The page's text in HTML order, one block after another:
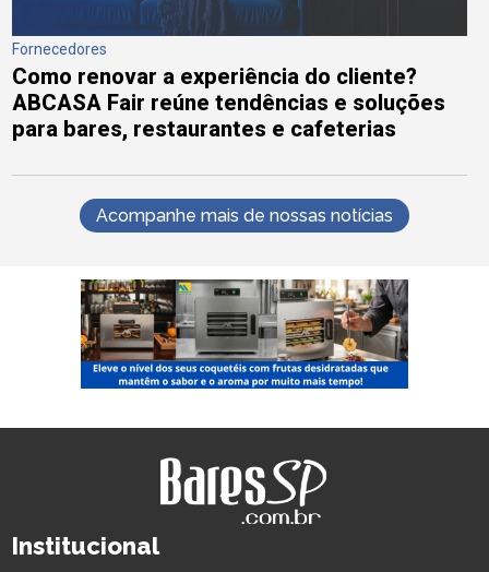
Fornecedores
Como renovar a experiência do cliente?
ABCASA Fair reúne tendências e soluções
para bares, restaurantes e cafeterias
Acompanhe mais de nossas notícias
Institucional